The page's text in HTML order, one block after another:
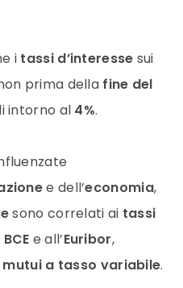
i tassi d’interesse sui
prima della fine del
intorno al 4%.
e dell’economia,
sono correlati ai tassi
e all’Euribor,
mutui a tasso variabile.